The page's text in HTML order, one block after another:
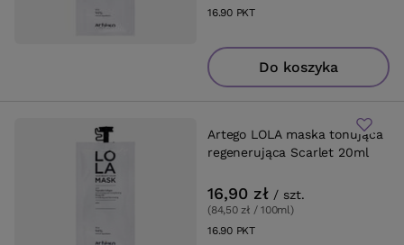
16.90PKTpunktów
Do koszyka
Artego LOLA maska tonująca
regenerująca Scarlet 20ml
16,90 zł / szt.
(84,50 zł / 100ml)
16.90PKTpunktów